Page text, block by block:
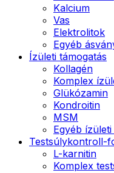
Kalcium
Vas
Elektrolitok
Egyéb
Ízületi támogatás
Kollagén
Komplex
Glükózamin
Kondroitin
MSM
Egyéb
Testsúlykontroll-
L-karnitin
Komplex